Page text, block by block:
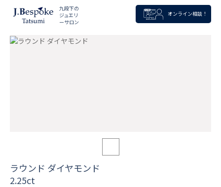
九段下の
ジュエリ
ーサロン
オンライン相談！
ラウンド ダイヤモンド
2.25ct